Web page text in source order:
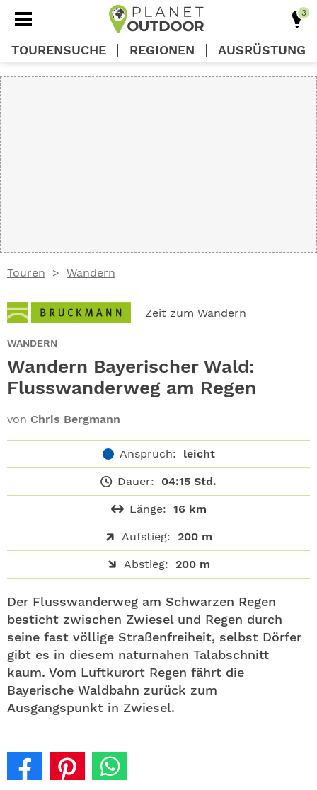
Touren Wandern
Zeit zum Wandern
WANDERN
Wandern Bayerischer Wald:
Flusswanderweg am Regen
von Chris Bergmann
Anspruch: leicht
Dauer: 04:15 Std.
Länge: 16 km
Aufstieg: 200 m
Abstieg: 200 m
Der Flusswanderweg am Schwarzen Regen
besticht zwischen Zwiesel und Regen durch
seine fast völlige Straßenfreiheit, selbst Dörfer
gibt es in diesem naturnahen Talabschnitt
kaum. Vom Luftkurort Regen fährt die
Bayerische Waldbahn zurück zum
Ausgangspunkt in Zwiesel.
TOURENSUCHE REGIONEN AUSRÜSTUNG
ABO
GEWINNEN
NEWSLETTER
SHOP